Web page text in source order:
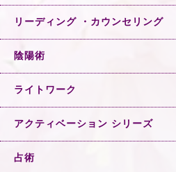
リーディング ・カウンセリング
陰陽術
ライトワーク
アクティベーション シリーズ
占術